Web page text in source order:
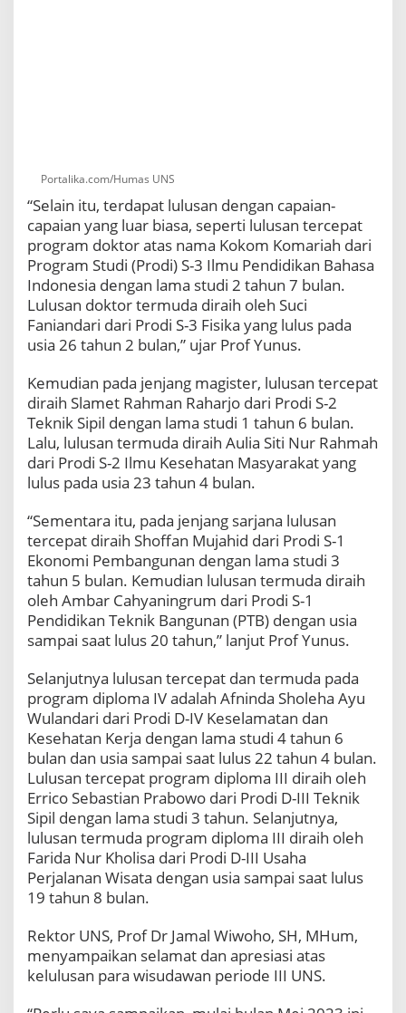
Portalika.com/Humas UNS
“Selain itu, terdapat lulusan dengan capaian-
capaian yang luar biasa, seperti lulusan tercepat
program doktor atas nama Kokom Komariah dari
Program Studi (Prodi) S-3 Ilmu Pendidikan Bahasa
Indonesia dengan lama studi 2 tahun 7 bulan.
Lulusan doktor termuda diraih oleh Suci
Faniandari dari Prodi S-3 Fisika yang lulus pada
usia 26 tahun 2 bulan,” ujar Prof Yunus.
Kemudian pada jenjang magister, lulusan tercepat
diraih Slamet Rahman Raharjo dari Prodi S-2
Teknik Sipil dengan lama studi 1 tahun 6 bulan.
Lalu, lulusan termuda diraih Aulia Siti Nur Rahmah
dari Prodi S-2 Ilmu Kesehatan Masyarakat yang
lulus pada usia 23 tahun 4 bulan.
“Sementara itu, pada jenjang sarjana lulusan
tercepat diraih Shoffan Mujahid dari Prodi S-1
Ekonomi Pembangunan dengan lama studi 3
tahun 5 bulan. Kemudian lulusan termuda diraih
oleh Ambar Cahyaningrum dari Prodi S-1
Pendidikan Teknik Bangunan (PTB) dengan usia
sampai saat lulus 20 tahun,” lanjut Prof Yunus.
Selanjutnya lulusan tercepat dan termuda pada
program diploma IV adalah Afninda Sholeha Ayu
Wulandari dari Prodi D-IV Keselamatan dan
Kesehatan Kerja dengan lama studi 4 tahun 6
bulan dan usia sampai saat lulus 22 tahun 4 bulan.
Lulusan tercepat program diploma III diraih oleh
Errico Sebastian Prabowo dari Prodi D-III Teknik
Sipil dengan lama studi 3 tahun. Selanjutnya,
lulusan termuda program diploma III diraih oleh
Farida Nur Kholisa dari Prodi D-III Usaha
Perjalanan Wisata dengan usia sampai saat lulus
19 tahun 8 bulan.
Rektor UNS, Prof Dr Jamal Wiwoho, SH, MHum,
menyampaikan selamat dan apresiasi atas
kelulusan para wisudawan periode III UNS.